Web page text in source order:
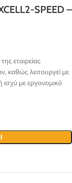
SPEED –
εταιρείας
καθώς λειτουργεί με
με εργονομικό